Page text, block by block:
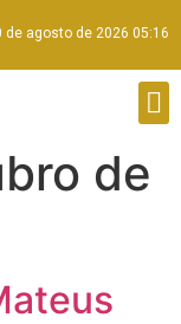
de agosto de 2026 05:16
de